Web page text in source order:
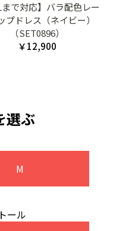
まで対応】バラ配色レー
プドレス（ネイビー）
（SET0896）
￥12,900
選ぶ
M
ール